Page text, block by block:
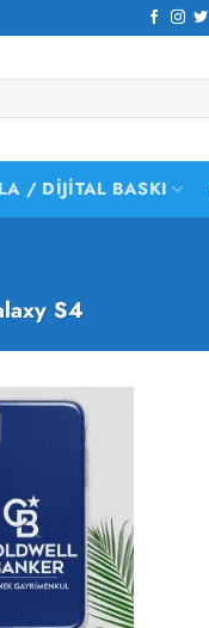
/ DIJITAL BASKI
S4